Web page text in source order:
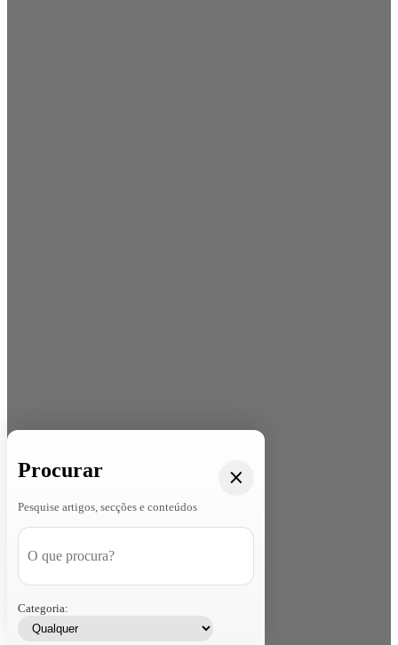
Procurar
Pesquise artigos, secções e conteúdos
Categoria: